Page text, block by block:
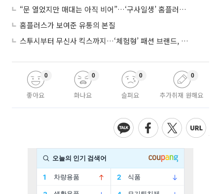
“문 열었지만 매대는 아직 비어”…‘구사일생’ 홈플러스, 정상화 시험대
홈플러스가 보여준 유통의 본질
스투시부터 무신사 킥스까지…‘체험형’ 패션 브랜드, 잇단 제주행
좋아요
0
화나요
0
슬퍼요
0
추가취재 원해요
0